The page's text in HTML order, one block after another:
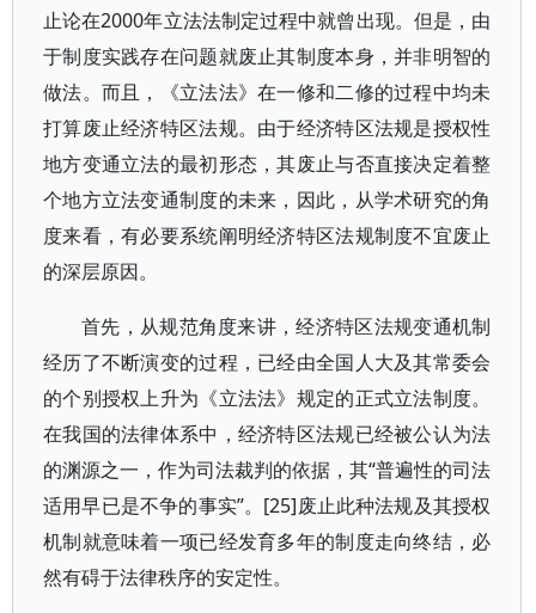
止论在2000年立法法制定过程中就曾出现。但是，由
于制度实践存在问题就废止其制度本身，并非明智的
做法。而且，《立法法》在一修和二修的过程中均未
打算废止经济特区法规。由于经济特区法规是授权性
地方变通立法的最初形态，其废止与否直接决定着整
个地方立法变通制度的未来，因此，从学术研究的角
度来看，有必要系统阐明经济特区法规制度不宜废止
的深层原因。
首先，从规范角度来讲，经济特区法规变通机制
经历了不断演变的过程，已经由全国人大及其常委会
的个别授权上升为《立法法》规定的正式立法制度。
在我国的法律体系中，经济特区法规已经被公认为法
的渊源之一，作为司法裁判的依据，其“普遍性的司法
适用早已是不争的事实”。[25]废止此种法规及其授权
机制就意味着一项已经发育多年的制度走向终结，必
然有碍于法律秩序的安定性。